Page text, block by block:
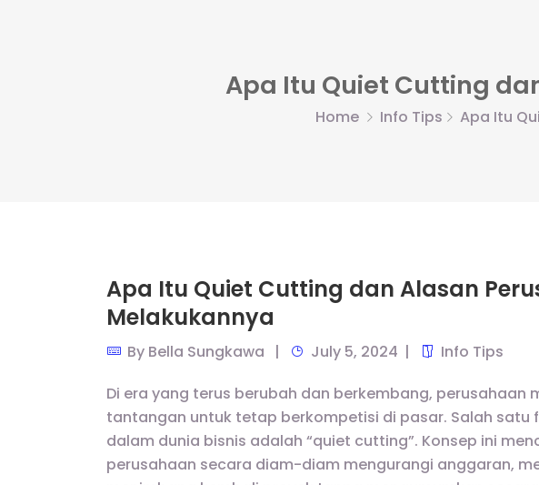
Apa Itu Quiet Cutting
Home Info Tips Apa Itu
Apa Itu Quiet Cutting dan Alasan
Melakukannya
By Bella Sungkawa July 5, 2024
Info Tips
Di era yang terus berubah dan berkembang, perusahaan
tantangan untuk tetap berkompetisi di pasar. Salah satu
dalam dunia bisnis adalah “quiet cutting”. Konsep ini
perusahaan secara diam-diam mengurangi anggaran,